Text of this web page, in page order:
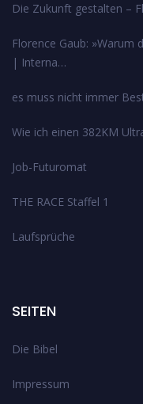
Die Zukunft gestalten –
Florence Gaub: »Warum
| Interna…
es muss nicht immer
Wie ich einen 382KM
Job-Futuromat
THE RACE Staffel 1
Laufsprüche
SEITEN
Die Bibel
Impressum